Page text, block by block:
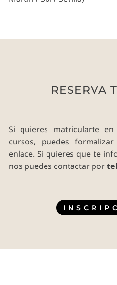
RESERVA
Si quieres matricularte
cursos, puedes
enlace. Si quieres que te
nos puedes contactar por